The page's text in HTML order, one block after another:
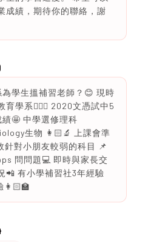
成績，期待你的聯絡，謝
學生搵補習老師？😊 現時
學系🙆🏻‍♀️ 2020文憑試中5
🤩 中學選修理科
生物 👩🏻‍🔬 上課會準
針對小朋友較弱的科目 📌
問問題💻 即時與家長交
📲 有小學補習社3年經驗
👩🏻‍🏫